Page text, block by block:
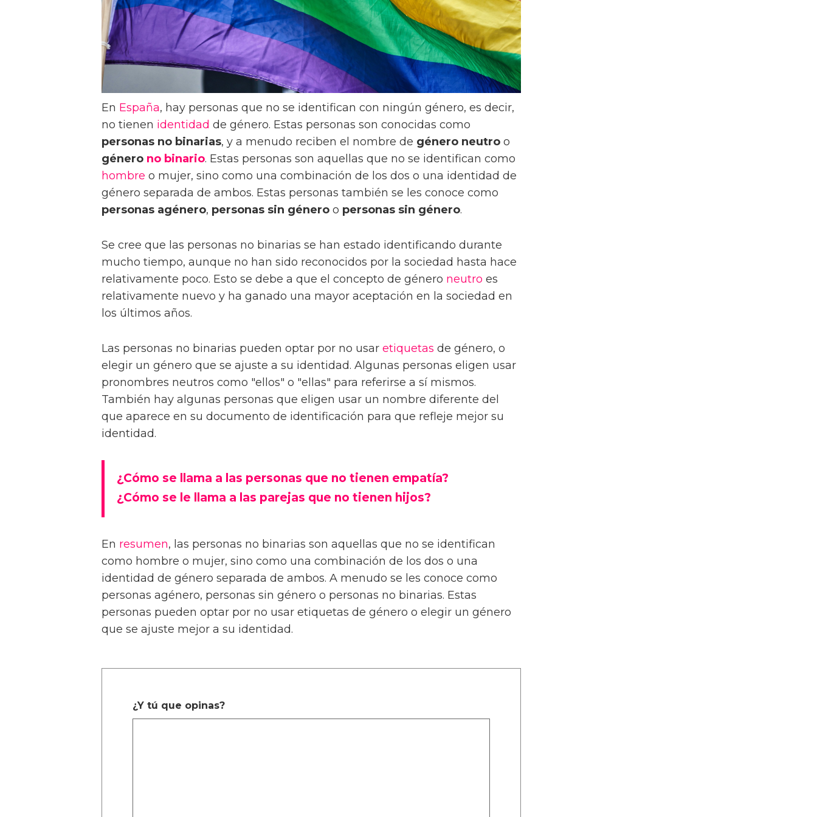
En España, hay personas que no se identifican con ningún género, es decir,
no tienen identidad de género. Estas personas son conocidas como
personas no binarias, y a menudo reciben el nombre de género neutro o
género no binario. Estas personas son aquellas que no se identifican como
hombre o mujer, sino como una combinación de los dos o una identidad de
género separada de ambos. Estas personas también se les conoce como
personas agénero, personas sin género o personas sin género.
Se cree que las personas no binarias se han estado identificando durante
mucho tiempo, aunque no han sido reconocidos por la sociedad hasta hace
relativamente poco. Esto se debe a que el concepto de género neutro es
relativamente nuevo y ha ganado una mayor aceptación en la sociedad en
los últimos años.
Las personas no binarias pueden optar por no usar etiquetas de género, o
elegir un género que se ajuste a su identidad. Algunas personas eligen usar
pronombres neutros como "ellos" o "ellas" para referirse a sí mismos.
También hay algunas personas que eligen usar un nombre diferente del
que aparece en su documento de identificación para que refleje mejor su
identidad.
¿Cómo se llama a las personas que no tienen empatía?
¿Cómo se le llama a las parejas que no tienen hijos?
En resumen, las personas no binarias son aquellas que no se identifican
como hombre o mujer, sino como una combinación de los dos o una
identidad de género separada de ambos. A menudo se les conoce como
personas agénero, personas sin género o personas no binarias. Estas
personas pueden optar por no usar etiquetas de género o elegir un género
que se ajuste mejor a su identidad.
¿Y tú que opinas?